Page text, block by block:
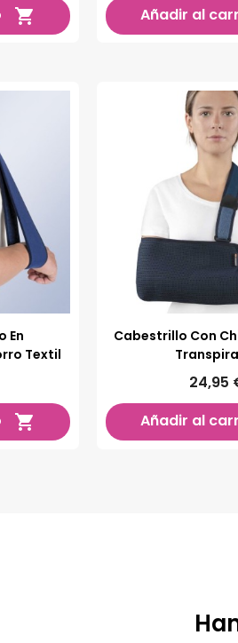

Añadir al
En
Textil

Cabestrillo Con
24,95
Añadir al